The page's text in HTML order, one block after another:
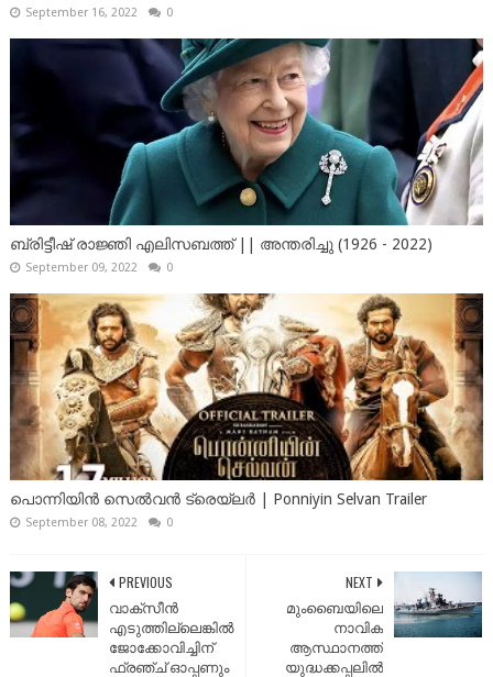
September 16, 2022 0
ബ്രിട്ടീഷ് രാജ്ഞി എലിസബത്ത് || അന്തരിച്ചു (1926 - 2022)
September 09, 2022 0
പൊന്നിയിൻ സെൽവൻ ട്രെയ്‌ലർ | Ponniyin Selvan Trailer
September 08, 2022 0
NEXT
മുംബൈയിലെ
നാവിക
ആസ്ഥാനത്ത്
യുദ്ധക്കപ്പലിൽ
PREVIOUS
വാക്സീന്‍
എടുത്തില്ലെങ്കിൽ
ജോക്കോവിച്ചിന്
ഫ്രഞ്ച് ഓപ്പണും